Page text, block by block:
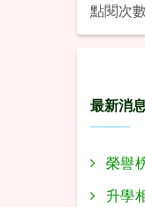
點閱次
最新消息
榮譽
升學